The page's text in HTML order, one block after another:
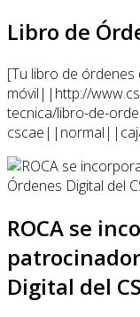
Libro de
[Tu libro de órdenes
móvil||http://
tecnica/libro-de-
ROCA se
Digital del